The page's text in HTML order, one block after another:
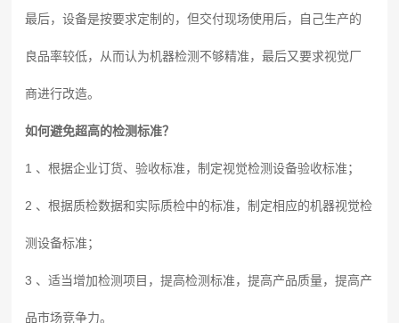
最后，设备是按要求定制的，但交付现场使用后，自己生产的
良品率较低，从而认为机器检测不够精准，最后又要求视觉厂
商进行改造。
如何避免超高的检测标准？
1 、根据企业订货、验收标准，制定视觉检测设备验收标准；
2 、根据质检数据和实际质检中的标准，制定相应的机器视觉检
测设备标准；
3 、适当增加检测项目，提高检测标准，提高产品质量，提高产
品市场竞争力。